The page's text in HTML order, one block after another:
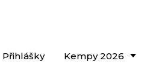
Přihlášky Kempy 2026